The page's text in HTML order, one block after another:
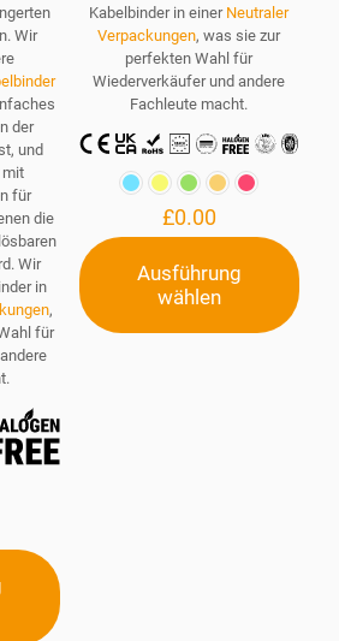
Wir
der
und
mit
für
die
Wir
in
,
für
Kabelbinder in einer Neutraler
Verpackungen, was sie zur
perfekten Wahl für
Wiederverkäufer und andere
Fachleute macht.
£0.00
Ausführung
wählen
Dieses
Produkt